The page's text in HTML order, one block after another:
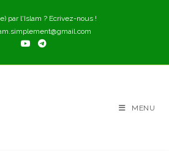
par l'Islam ? Ecrivez-nous !
MENU